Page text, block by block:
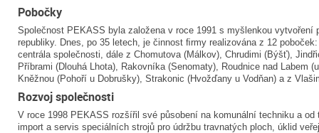
Pobočky
Společnost PEKASS byla založena v roce 1991 s myšlenkou
republiky. Dnes, po 35 letech, je činnost ﬁrmy realizována z 12
centrála společnosti, dále z Chomutova (Málkov), Chrudimi (Býšť),
Příbrami (Dlouhá Lhota), Rakovníka (Senomaty), Roudnice nad Labem
Kněžnou (Pohoří u Dobrušky), Strakonic (Hvožďany u Vodňan) a z
Rozvoj společnosti
V roce 1998 PEKASS rozšířil své působení na komunální techniku a
import a servis speciálních strojů pro údržbu travnatých ploch, úklid